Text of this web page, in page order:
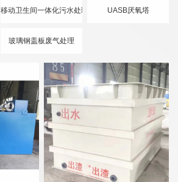
移动卫生间一体化污水处理设备 UASB厌氧塔
玻璃钢盖板废气处理